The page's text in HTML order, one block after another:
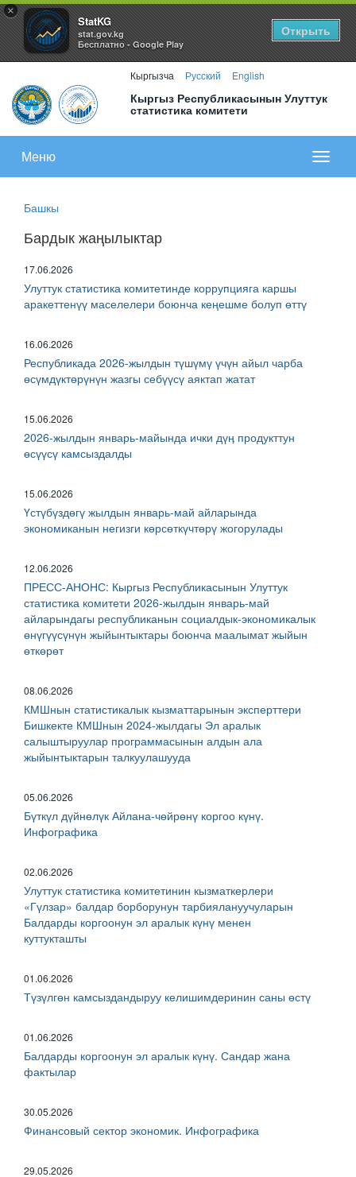
×
StatKG
stat.gov.kg
Бесплатно - Google Play
Открыть
Кыргызча Русский English
Кыргыз Республикасынын Улуттук
статистика комитети
меню
Меню
Башкы
Бардык жаңылыктар
17.06.2026
Улуттук статистика комитетинде коррупцияга каршы
аракеттенүү маселелери боюнча кеңешме болуп өттү
16.06.2026
Республикада 2026-жылдын түшүмү үчүн айыл чарба
өсүмдүктөрүнүн жазгы себүүсү аяктап жатат
15.06.2026
2026-жылдын январь-майында ички дүӊ продукттун
өсүүсү камсыздалды
15.06.2026
Үстүбүздөгү жылдын январь-май айларында
экономиканын негизги көрсөткүчтөрү жогорулады
12.06.2026
ПРЕСС-АНОНС: Кыргыз Республикасынын Улуттук
статистика комитети 2026-жылдын январь-май
айларындагы республиканын социалдык-экономикалык
өнүгүүсүнүн жыйынтыктары боюнча маалымат жыйын
өткөрөт
08.06.2026
КМШнын статистикалык кызматтарынын эксперттери
Бишкекте КМШнын 2024-жылдагы Эл аралык
салыштыруулар программасынын алдын ала
жыйынтыктарын талкуулашууда
05.06.2026
Бүткүл дүйнөлүк Айлана-чөйрөнү коргоо күнү.
Инфографика
02.06.2026
Улуттук статистика комитетинин кызматкерлери
«Гүлзар» балдар борборунун тарбиялануучуларын
Балдарды коргоонун эл аралык күнү менен
куттукташты
01.06.2026
Түзүлгөн камсыздандыруу келишимдеринин саны өстү
01.06.2026
Балдарды коргоонун эл аралык күнү. Сандар жана
фактылар
30.05.2026
Финансовый сектор экономик. Инфографика
29.05.2026